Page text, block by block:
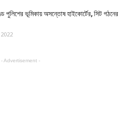
পুলিশের ভূমিকায় অসন্তোষ হাইকোর্টের, সিট গঠনের
- Advertisement -